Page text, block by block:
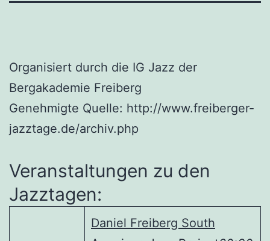
Organisiert durch die IG Jazz der
Bergakademie Freiberg
Genehmigte Quelle: http://www.freiberger-
jazztage.de/archiv.php
Veranstaltungen zu den
Jazztagen:
Daniel Freiberg South